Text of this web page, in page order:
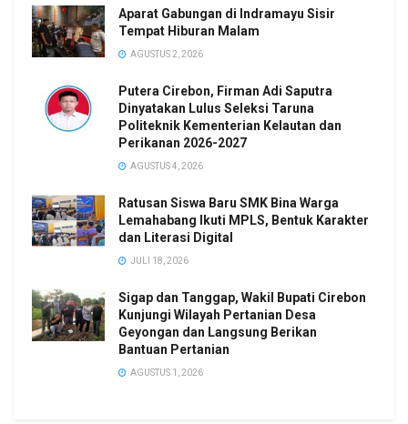
Aparat Gabungan di Indramayu Sisir
Tempat Hiburan Malam
AGUSTUS 2, 2026
Putera Cirebon, Firman Adi Saputra
Dinyatakan Lulus Seleksi Taruna
Politeknik Kementerian Kelautan dan
Perikanan 2026-2027
AGUSTUS 4, 2026
Ratusan Siswa Baru SMK Bina Warga
Lemahabang Ikuti MPLS, Bentuk Karakter
dan Literasi Digital
JULI 18, 2026
Sigap dan Tanggap, Wakil Bupati Cirebon
Kunjungi Wilayah Pertanian Desa
Geyongan dan Langsung Berikan
Bantuan Pertanian
AGUSTUS 1, 2026